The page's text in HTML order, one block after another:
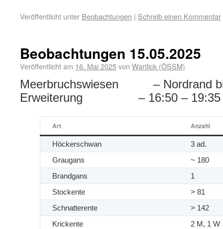
Veröffentlicht unter Beobachtungen | Schreib einen Kommentar
Beobachtungen 15.05.2025
Veröffentlicht am 16. Mai 2025von Wartlick (ÖSSM)
Meerbruchswiesen – Nordrand
Erweiterung – 16:50 – 19:35
Art Anzahl
Höckerschwan
3 ad.
Graugans
~ 180
Brandgans
1
Stockente
> 81
Schnatterente
> 142
Krickente
2 M, 1 W